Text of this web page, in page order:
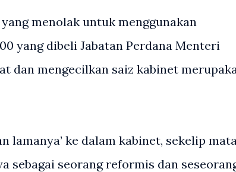
menolak untuk menggunakan
yang dibeli Jabatan Perdana Menteri
dan mengecilkan saiz kabinet
lamanya’ ke dalam kabinet, sekelip
sebagai seorang reformis dan